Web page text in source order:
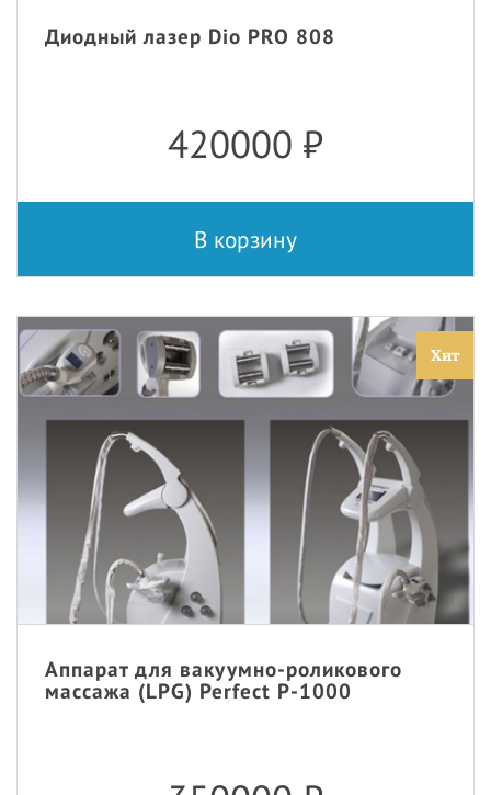
Диодный лазер Dio PRO 808
420000 ₽
В корзину
Хит
Аппарат для вакуумно-роликового
массажа (LPG) Perfect P-1000